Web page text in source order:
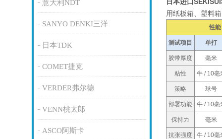
意大利NDT
SANYO DENKI三洋
日本TDK
COMET捷克
VERDER弗尔德
VENN桃太郎
ASCO阿斯卡
用纸板箱、塑料
性能
测试项目 单打
胶带厚度 毫米
粘性 牛 / 10毫
策略 球号
部署功能 牛 / 10毫
保持力 毫米
抗张强度 牛 / 10毫